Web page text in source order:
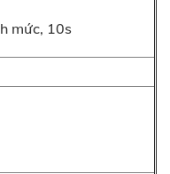
mức, 10s